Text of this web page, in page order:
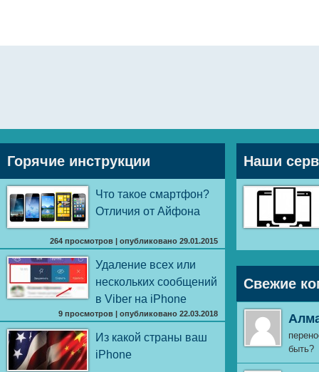
Горячие инструкции
Что такое смартфон?
Отличия от Айфона
264 просмотров |опубликовано 29.01.2015
Удаление всех или
нескольких сообщений
в Viber на iPhone
9 просмотров |опубликовано 22.03.2018
Из какой страны ваш
iPhone
Наши
Свежие
быть?